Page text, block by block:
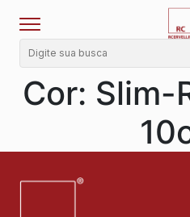
Cor: Slim-